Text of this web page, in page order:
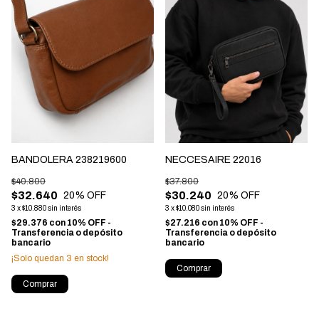
BANDOLERA 238219600
$32.640
$40.800
20% OFF
3 x$10.880sin interés
$29.376 con 10% OFF -
Transferencia o depósito
bancario
¡Solo quedan 3 en stock!
Comprar
NECCESAIRE 22016
$30.240
$37.800
20% OFF
3 x$10.080sin interés
$27.216 con 10% OFF -
Transferencia o depósito
bancario
Comprar